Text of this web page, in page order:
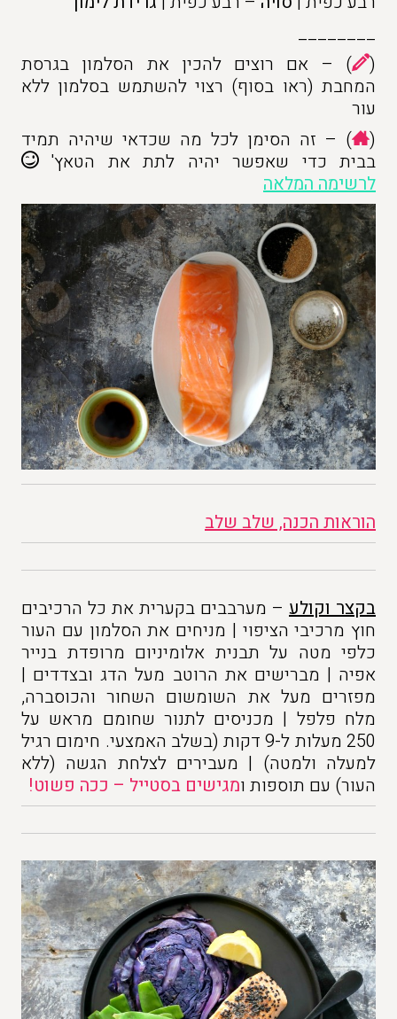
________
(
) – אם רוצים להכין את הסלמון בגרסת
המחבת (ראו בסוף) רצוי להשתמש בסלמון ללא
עור
(
) – זה הסימן לכל מה שכדאי שיהיה תמיד
בבית כדי שאפשר יהיה לתת את הטאץ'
לרשימה המלאה
הוראות הכנה, שלב שלב
בקצר וקולע – מערבבים בקערית את כל הרכיבים
חוץ מרכיבי הציפוי | מניחים את הסלמון עם העור
כלפי מטה על תבנית אלומיניום מרופדת בנייר
אפיה | מברישים את הרוטב מעל הדג ובצדדים |
מפזרים מעל את השומשום השחור והכוסברה,
מלח פלפל | מכניסים לתנור שחומם מראש על
250 מעלות ל-9 דקות (בשלב האמצעי. חימום רגיל
למעלה ולמטה) | מעבירים לצלחת הגשה (ללא
העור) עם תוספות ומגישים בסטייל – ככה פשוט!